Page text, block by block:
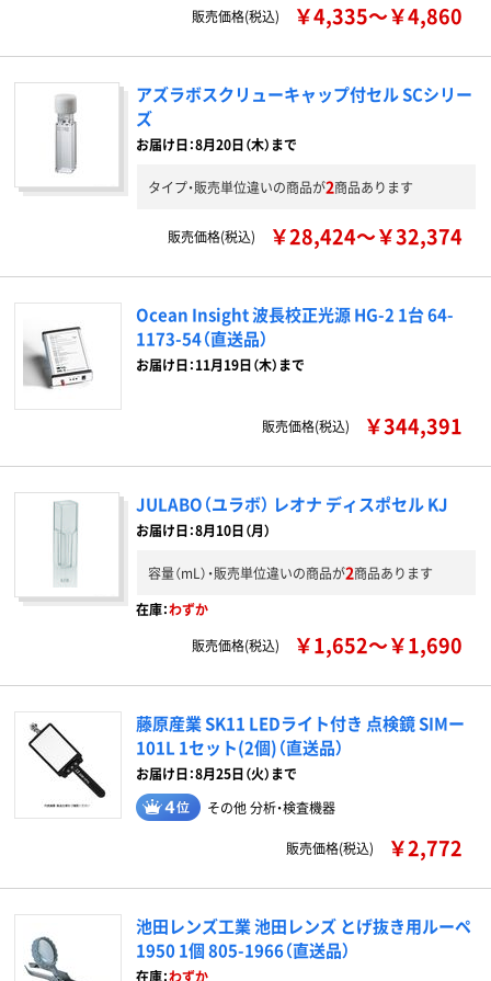
販売価格(税込) ￥4,335～￥4,860
アズラボスクリューキャップ付セル SCシリー
ズ
お届け日：8月20日（木）まで
タイプ・販売単位違いの商品が2商品あります
販売価格(税込) ￥28,424～￥32,374
Ocean Insight 波長校正光源 HG-2 1台 64-
1173-54（直送品）
お届け日：11月19日（木）まで
販売価格(税込) ￥344,391
JULABO（ユラボ） レオナ ディスポセル KJ
お届け日：8月10日（月）
容量（mL）・販売単位違いの商品が2商品あります
在庫：わずか
販売価格(税込)
￥1,652～￥1,690
藤原産業 SK11 LEDライト付き 点検鏡 SIMー
101L 1セット(2個)（直送品）
お届け日：8月25日（火）まで
その他 分析・検査機器
販売価格(税込) ￥2,772
池田レンズ工業 池田レンズ とげ抜き用ルーペ
1950 1個 805-1966（直送品）
在庫：わずか